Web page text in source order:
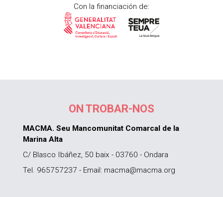
Con la financiación de:
ON TROBAR-NOS
MACMA. Seu Mancomunitat Comarcal de la
Marina Alta
C/ Blasco Ibáñez, 50 baix - 03760 - Ondara
Tel. 965757237 - Email: macma@macma.org